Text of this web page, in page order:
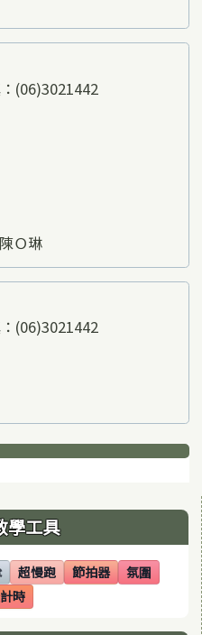
(06)3021442
Ｏ琳
(06)3021442
學工具
超慢跑
(另開視窗)節拍器
(另開視窗)氛圍
(另開視窗)
時
窗)